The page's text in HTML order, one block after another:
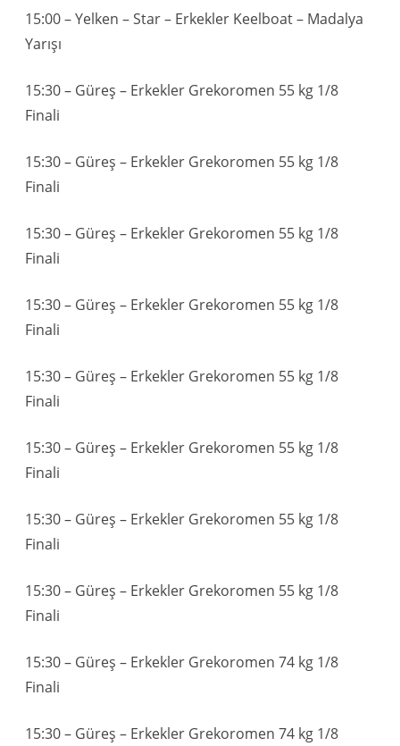
15:00 – Yelken – Star – Erkekler Keelboat – Madalya
Yarışı
15:30 – Güreş – Erkekler Grekoromen 55 kg 1/8
Finali
15:30 – Güreş – Erkekler Grekoromen 55 kg 1/8
Finali
15:30 – Güreş – Erkekler Grekoromen 55 kg 1/8
Finali
15:30 – Güreş – Erkekler Grekoromen 55 kg 1/8
Finali
15:30 – Güreş – Erkekler Grekoromen 55 kg 1/8
Finali
15:30 – Güreş – Erkekler Grekoromen 55 kg 1/8
Finali
15:30 – Güreş – Erkekler Grekoromen 55 kg 1/8
Finali
15:30 – Güreş – Erkekler Grekoromen 55 kg 1/8
Finali
15:30 – Güreş – Erkekler Grekoromen 74 kg 1/8
Finali
15:30 – Güreş – Erkekler Grekoromen 74 kg 1/8